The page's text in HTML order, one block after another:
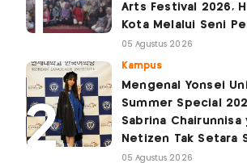
Arts Festival 2026,
Kota Melalui Seni
05 Agustus 2026
Kampus
Mengenal Yonsei
Summer Special
Sabrina
Netizen Tak Setara
05 Agustus 2026